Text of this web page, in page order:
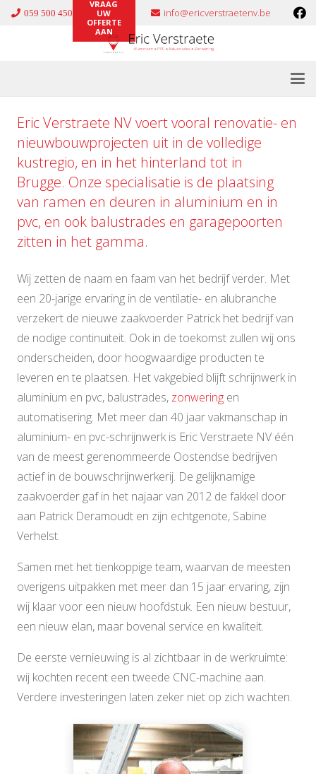
059 500 450
VRAAG
UW
OFFERTE
AAN
info@ericverstraetenv.be
Eric Verstraete NV voert vooral renovatie- en
nieuwbouwprojecten uit in de volledige
kustregio, en in het hinterland tot in
Brugge. Onze specialisatie is de plaatsing
van ramen en deuren in aluminium en in
pvc, en ook balustrades en garagepoorten
zitten in het gamma.
Wij zetten de naam en faam van het bedrijf verder. Met
een 20-jarige ervaring in de ventilatie- en alubranche
verzekert de nieuwe zaakvoerder Patrick het bedrijf van
de nodige continuïteit. Ook in de toekomst zullen wij ons
onderscheiden, door hoogwaardige producten te
leveren en te plaatsen. Het vakgebied blijft schrijnwerk in
aluminium en pvc, balustrades, zonwering en
automatisering. Met meer dan 40 jaar vakmanschap in
aluminium- en pvc-schrijnwerk is Eric Verstraete NV één
van de meest gerenommeerde Oostendse bedrijven
actief in de bouwschrijnwerkerij. De gelijknamige
zaakvoerder gaf in het najaar van 2012 de fakkel door
aan Patrick Deramoudt en zijn echtgenote, Sabine
Verhelst.
Samen met het tienkoppige team, waarvan de meesten
overigens uitpakken met meer dan 15 jaar ervaring, zijn
wij klaar voor een nieuw hoofdstuk. Een nieuw bestuur,
een nieuw elan, maar bovenal service en kwaliteit.
De eerste vernieuwing is al zichtbaar in de werkruimte:
wij kochten recent een tweede CNC-machine aan.
Verdere investeringen laten zeker niet op zich wachten.